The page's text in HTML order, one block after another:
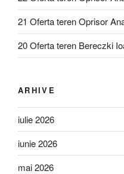
21 Oferta teren Oprisor
20 Oferta teren Bereczki
ARHIVE
iulie 2026
iunie 2026
mai 2026